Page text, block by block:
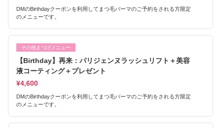
DMのBirthdayクーポンを利用してまつ毛パーマのご予約をされる方限定
のメニューです。
その他まつげメニュー
【Birthday】再来：パリジェンヌラッシュリフト＋美容
液コーティング＋プレゼント
¥4,600
DMのBirthdayクーポンを利用してまつ毛パーマのご予約をされる方限定
のメニューです。